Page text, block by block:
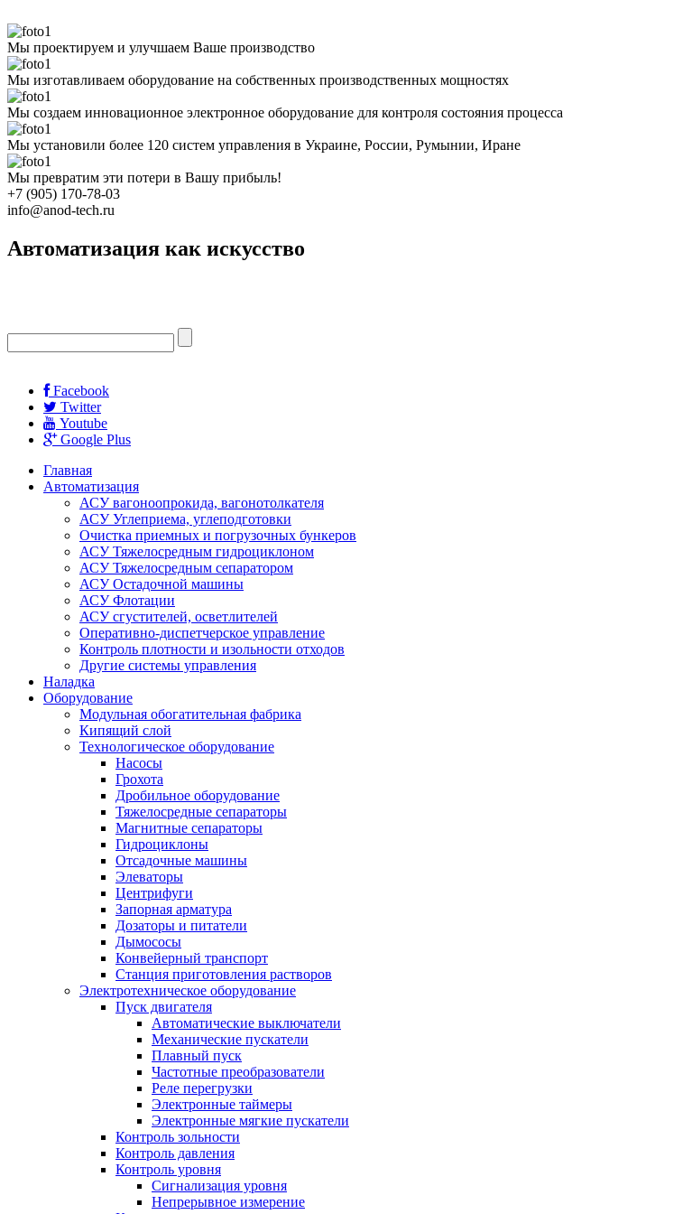
Мы проектируем и улучшаем Ваше производство
Мы изготавливаем оборудование на собственных производственных мощностях
Мы создаем инновационное электронное оборудование для контроля состояния процесса
Мы установили более 120 систем управления в Украине, России, Румынии, Иране
Мы превратим эти потери в Вашу прибыль!
+7 (905) 170-78-03
info@anod-tech.ru
Автоматизация как искусство
Facebook
Twitter
Youtube
Google Plus
Главная
Автоматизация
АСУ вагоноопрокида, вагонотолкателя
АСУ Углеприема, углеподготовки
Очистка приемных и погрузочных бункеров
АСУ Тяжелосредным гидроциклоном
АСУ Тяжелосредным сепаратором
АСУ Остадочной машины
АСУ Флотации
АСУ сгустителей, осветлителей
Оперативно-диспетчерское управление
Контроль плотности и изольности отходов
Другие системы управления
Наладка
Оборудование
Модульная обогатительная фабрика
Кипящий слой
Технологическое оборудование
Насoсы
Грохота
Дробильное оборудование
Тяжелосредные сепараторы
Магнитные сепараторы
Гидроциклоны
Отсадочные машины
Элеваторы
Центрифуги
Запорная арматура
Дозаторы и питатели
Дымососы
Конвейерный транспорт
Станция приготовления растворов
Электротехническое оборудование
Пуск двигателя
Автоматические выключатели
Механические пускатели
Плавный пуск
Частотные преобразователи
Реле перегрузки
Электронные таймеры
Электронные мягкие пускатели
Контроль зольности
Контроль давления
Контроль уровня
Сигнализация уровня
Непрерывное измерение